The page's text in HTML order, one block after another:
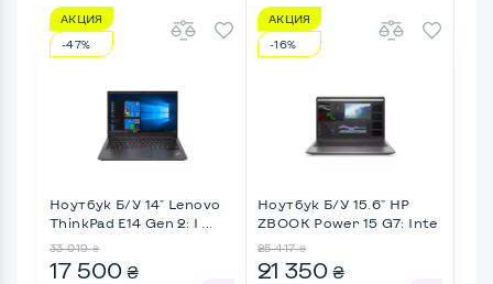
АКЦИЯ
-47%
Ноутбук Б/У 14" Lenovo
ThinkPad E14 Gen 2: I ...
33 019 ₴
17 500 ₴
АКЦИЯ
-16%
Ноутбук Б/У 15.6" HP
ZBOOK Power 15 G7: Inte
25 417 ₴
21 350 ₴